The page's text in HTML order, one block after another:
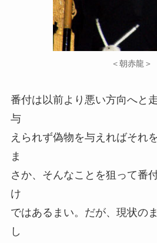
＜朝赤龍＞
番付は以前より悪い方向へと
与
えられず偽物を与えればそれ
ま
さか、そんなことを狙って番
け
ではあるまい。だが、現状の
し